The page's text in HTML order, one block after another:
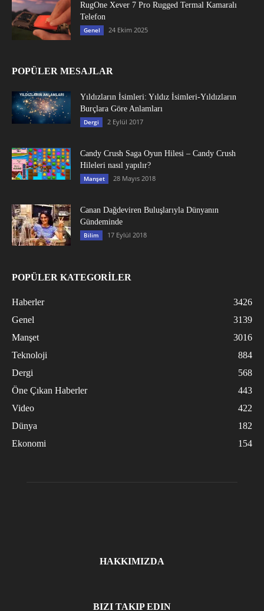
RugOne Xever 7 Pro Rugged Termal Kamaralı
Telefon
Genel 24 Ekim 2025
POPÜLER MESAJLAR
Yıldızların İsimleri: Yıldız İsimleri-Yıldızların
Burçlara Göre Anlamları
Dergi 2 Eylül 2017
Candy Crush Saga Oyun Hilesi – Candy Crush
Hileleri nasıl yapılır?
Manşet 28 Mayıs 2018
Canan Dağdeviren Buluşlarıyla Dünyanın
Gündeminde
Bilim 17 Eylül 2018
POPÜLER KATEGORİLER
Haberler
3426
Genel
3139
Manşet
3016
Teknoloji
884
Dergi
568
Öne Çıkan Haberler
443
Video
422
Dünya
182
Ekonomi
154
HAKKIMIZDA
BIZI TAKIP EDIN